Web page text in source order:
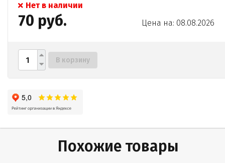
Нет в наличии
70 руб. Цена на: 08.08.2026
В корзину
Похожие товары